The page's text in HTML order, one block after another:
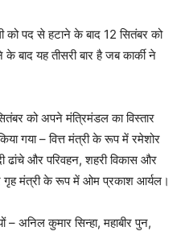
को पद से हटाने के बाद 12 सितंबर को
बाद यह तीसरी बार है जब कार्की ने
को अपने मंत्रिमंडल का विस्तार
गया – वित्त मंत्री के रूप में रमेशोर
ढांचे और परिवहन, शहरी विकास और
मंत्री के रूप में ओम प्रकाश आर्यल।
– अनिल कुमार सिन्हा, महाबीर पुन,